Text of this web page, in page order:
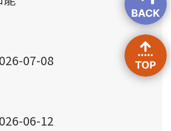
07-08
06-12